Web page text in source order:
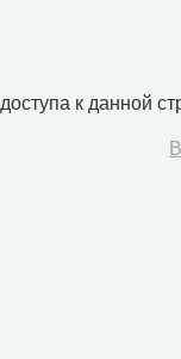
к данной